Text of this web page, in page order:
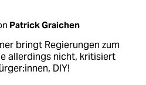
Patrick Graichen
bringt Regierungen zum
allerdings nicht, kritisiert
DIY!